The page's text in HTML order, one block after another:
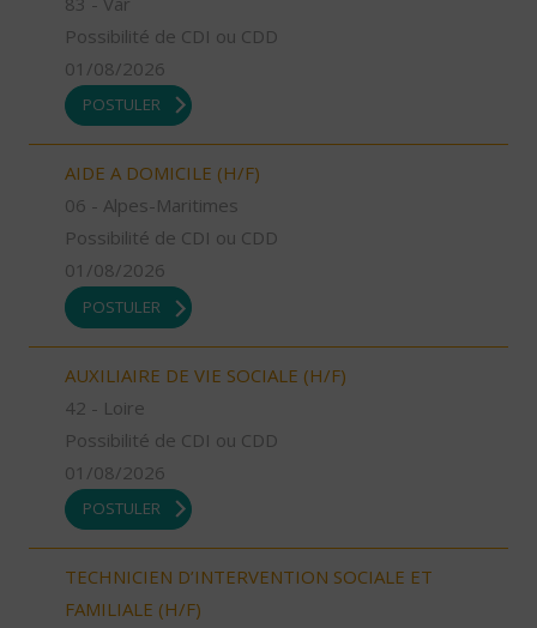
Possibilité de CDI ou CDD
01/08/2026
POSTULER
AIDE A DOMICILE (H/F)
06 - Alpes-Maritimes
Possibilité de CDI ou CDD
01/08/2026
POSTULER
AUXILIAIRE DE VIE SOCIALE (H/F)
42 - Loire
Possibilité de CDI ou CDD
01/08/2026
POSTULER
TECHNICIEN D’INTERVENTION SOCIALE ET
FAMILIALE (H/F)